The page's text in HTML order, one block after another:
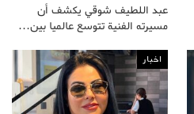
عبد اللطيف شوقي يكشف أن
مسيرته الفنية تتوسع عالميا بين…
اخبار